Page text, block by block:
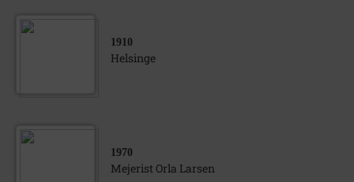
1910
Helsinge
1970
Mejerist Orla Larsen